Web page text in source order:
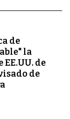
de
la
de
de